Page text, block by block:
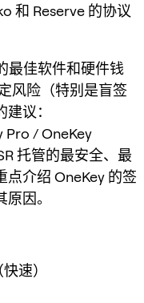
和 Reserve 的协议
最佳软件和硬件钱
风险（特别是盲签
议：
Pro / OneKey
托管的最安全、最
点介绍 OneKey 的签
因。
速）